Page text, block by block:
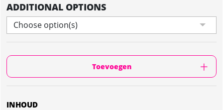
ADDITIONAL OPTIONS
Choose option(s)
Toevoegen
INHOUD